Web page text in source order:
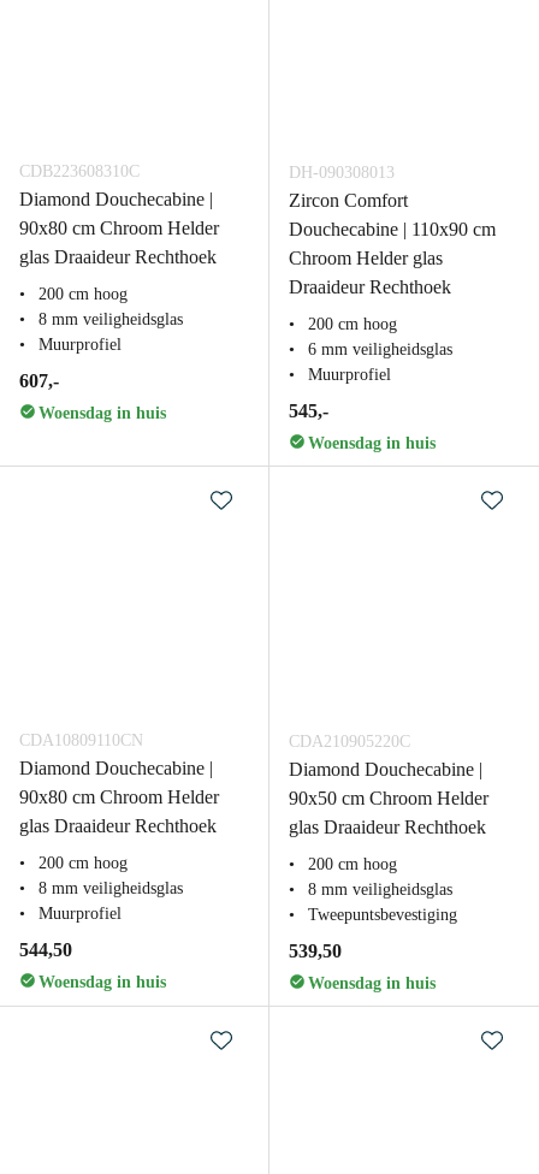
CDB223608310C
Diamond Douchecabine |
90x80 cm Chroom Helder
glas Draaideur Rechthoek
200 cm hoog
8 mm veiligheidsglas
Muurprofiel
607,-
Woensdag in huis
DH-090308013
Zircon Comfort
Douchecabine | 110x90 cm
Chroom Helder glas
Draaideur Rechthoek
200 cm hoog
6 mm veiligheidsglas
Muurprofiel
545,-
Woensdag in huis
CDA10809110CN
Diamond Douchecabine |
90x80 cm Chroom Helder
glas Draaideur Rechthoek
200 cm hoog
8 mm veiligheidsglas
Muurprofiel
544,50
Woensdag in huis
CDA210905220C
Diamond Douchecabine |
90x50 cm Chroom Helder
glas Draaideur Rechthoek
200 cm hoog
8 mm veiligheidsglas
Tweepuntsbevestiging
539,50
Woensdag in huis